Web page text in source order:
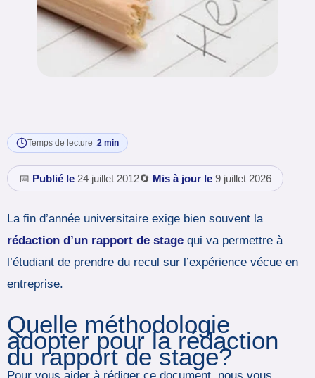
Temps de lecture :2 min
📅 Publié le 24 juillet 2012🔄 Mis à jour le 9 juillet 2026
La fin d’année universitaire exige bien souvent la
rédaction d’un rapport de stage qui va permettre à
l’étudiant de prendre du recul sur l’expérience vécue en
entreprise.
Quelle méthodologie
adopter pour la rédaction
du rapport de stage?